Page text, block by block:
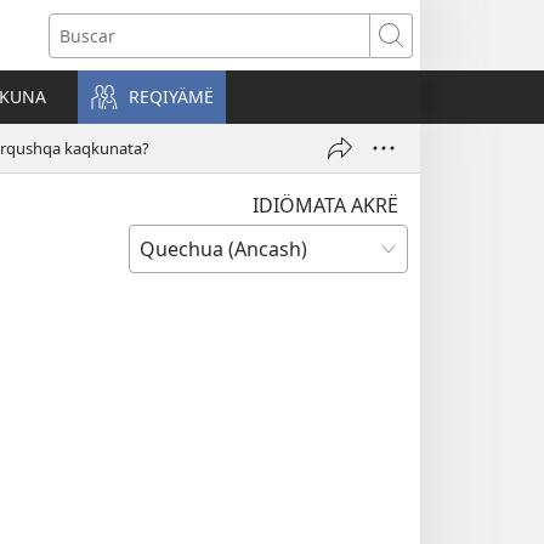
Buscar
REQIYÄMË
kaqkunata?
IDIÖMATA AKRË